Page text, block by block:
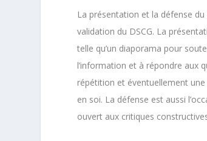
La présentation et la défense
validation du DSCG. La
telle qu’un diaporama pour
l’information et à répondre aux
répétition et éventuellement
en soi. La défense est aussi
ouvert aux critiques